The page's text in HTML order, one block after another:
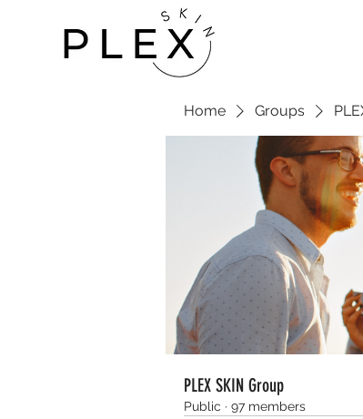
Home Groups
PLEX SKIN Group
Public · 97 members